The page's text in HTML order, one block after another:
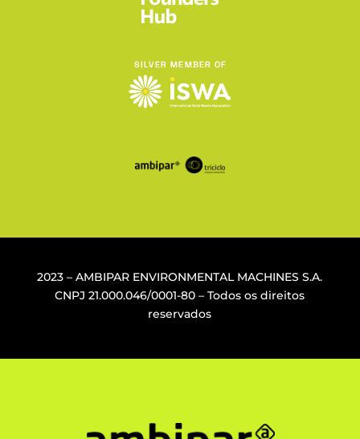
2023 – AMBIPAR ENVIRONMENTAL MACHINES S.A.
CNPJ21.000.046/0001-80 – Todos os direitos
reservados